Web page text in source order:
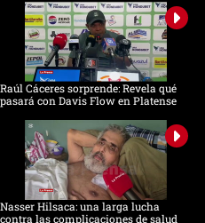
Raúl Cáceres sorprende: Revela qué
pasará con Davis Flow en Platense
Nasser Hilsaca: una larga lucha
contra las complicaciones de salud